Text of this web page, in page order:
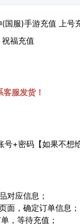
国服)手游充值 上号
福充值
服发货！
+密码【如果不想
对应信息；
面，确定订单信息；
，等待充值；